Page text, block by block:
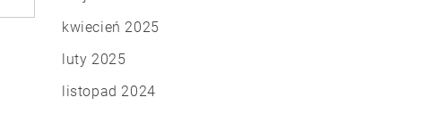
kwiecień 2025
luty 2025
listopad 2024